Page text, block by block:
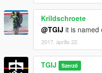
If you make videos, feel
and If you want to support
channel ;) https://
Changelog:
Krildschroete
@TGIJ it is named
2017. április 22.
TGIJ Szerző